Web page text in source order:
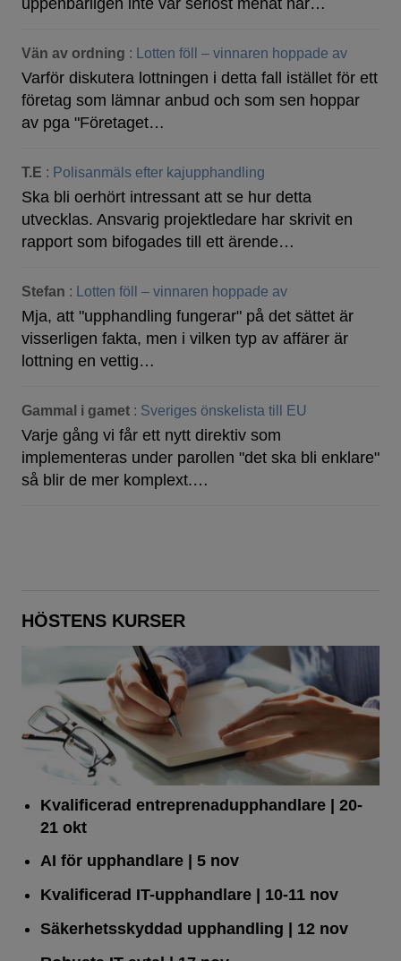
uppenbarligen inte var seriöst menat när…
Vän av ordning : Lotten föll – vinnaren hoppade av
Varför diskutera lottningen i detta fall istället för ett
företag som lämnar anbud och som sen hoppar
av pga "Företaget…
T.E : Polisanmäls efter kajupphandling
Ska bli oerhört intressant att se hur detta
utvecklas. Ansvarig projektledare har skrivit en
rapport som bifogades till ett ärende…
Stefan : Lotten föll – vinnaren hoppade av
Mja, att "upphandling fungerar" på det sättet är
visserligen fakta, men i vilken typ av affärer är
lottning en vettig…
Gammal i gamet : Sveriges önskelista till EU
Varje gång vi får ett nytt direktiv som
implementeras under parollen "det ska bli enklare"
så blir de mer komplext.…
HÖSTENS KURSER
Kvalificerad entreprenad­upphandlare | 20-
21 okt
AI för upphandlare| 5 nov
Kvalificerad IT-upphandlare| 10-11 nov
Säkerhetsskyddad upphandling | 12 nov